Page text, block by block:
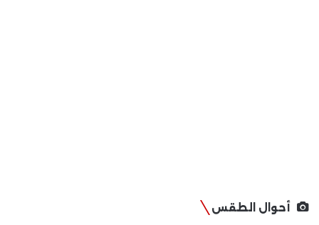
أحوال الطقس